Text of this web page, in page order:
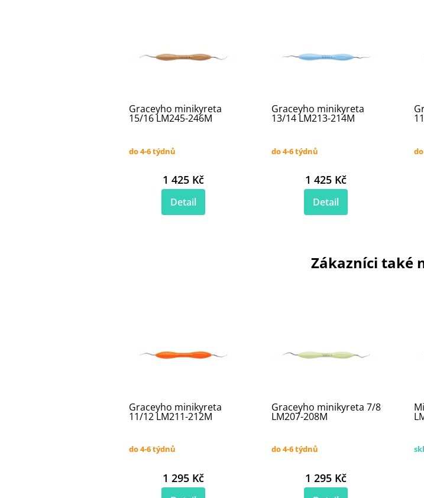
Graceyho minikyreta
15/16 LM245-246M
do 4-6 týdnů
1 425 Kč
Detail
Graceyho minikyreta
13/14 LM213-214M
do 4-6 týdnů
1 425 Kč
Detail
Zákazníci také
Graceyho minikyreta
11/12 LM211-212M
do 4-6 týdnů
1 295 Kč
Graceyho minikyreta 7/8
LM207-208M
do 4-6 týdnů
1 295 Kč